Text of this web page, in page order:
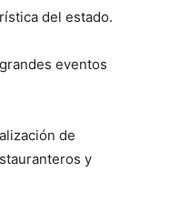
del estado.
eventos
de
y